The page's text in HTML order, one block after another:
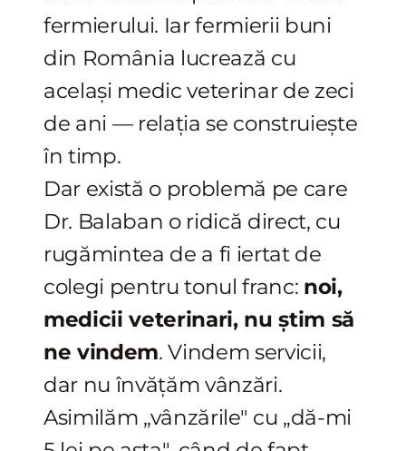
fermierului. Iar fermierii buni
din România lucrează cu
același medic veterinar de zeci
de ani — relația se construiește
în timp.
Dar există o problemă pe care
Dr. Balaban o ridică direct, cu
rugămintea de a fi iertat de
colegi pentru tonul franc: noi,
medicii veterinari, nu știm să
ne vindem. Vindem servicii,
dar nu învățăm vânzări.
Asimilăm „vânzările" cu „dă-mi